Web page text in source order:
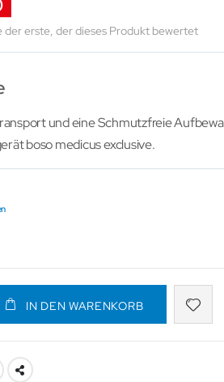
der erste, der dieses Produkt bewertet
und eine Schmutzfreie
boso medicus exclusive.
IN DEN WARENKORB